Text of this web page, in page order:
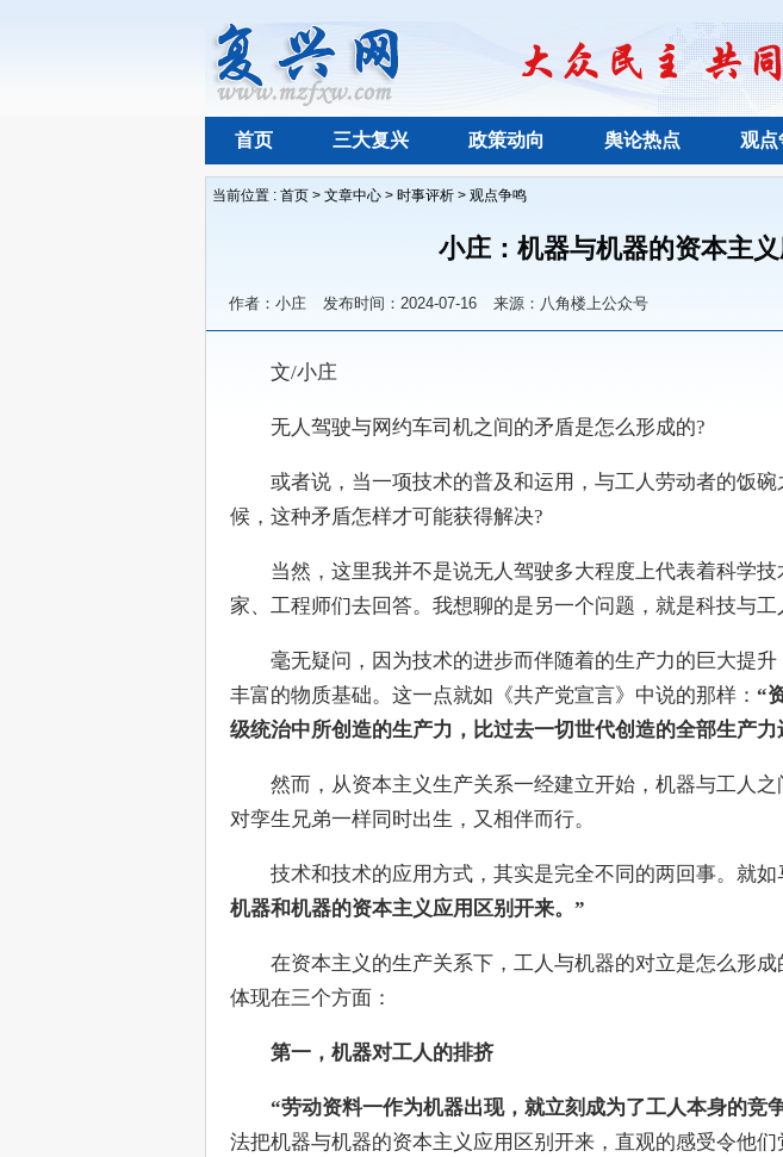
首页 三大复兴 政策动向 舆论热点 观点
当前位置 : 首页 > 文章中心 > 时事评析 > 观点争鸣
小庄：机器与机器的资本主义
作者：小庄 发布时间：2024-07-16 来源：八角楼上公众号
文/小庄
无人驾驶与网约车司机之间的矛盾是怎么形成的?
或者说，当一项技术的普及和运用，与工人劳动者的饭碗
候，这种矛盾怎样才可能获得解决?
当然，这里我并不是说无人驾驶多大程度上代表着科学技
家、工程师们去回答。我想聊的是另一个问题，就是科技与工
毫无疑问，因为技术的进步而伴随着的生产力的巨大提升
丰富的物质基础。这一点就如《共产党宣言》中说的那样： “
级统治中所创造的生产力，比过去一切世代创造的全部生产力
然而，从资本主义生产关系一经建立开始，机器与工人之
对孪生兄弟一样同时出生，又相伴而行。
技术和技术的应用方式，其实是完全不同的两回事。就如
机器和机器的资本主义应用区别开来。”
在资本主义的生产关系下，工人与机器的对立是怎么形成
体现在三个方面：
第一，机器对工人的排挤
“劳动资料一作为机器出现，就立刻成为了工人本身的竞争
法把机器与机器的资本主义应用区别开来，直观的感受令他